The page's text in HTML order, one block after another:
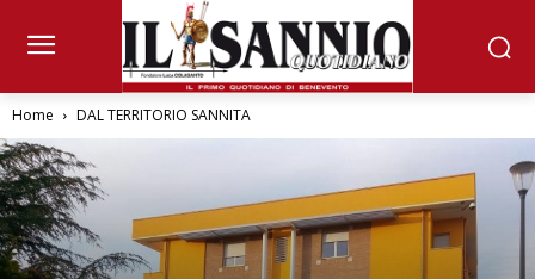
Home DAL TERRITORIO SANNITA